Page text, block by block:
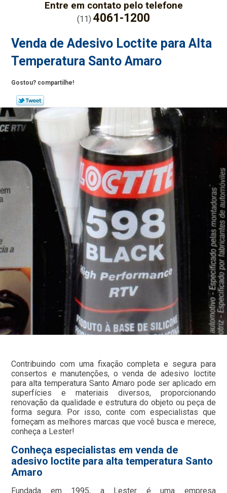
Entre em contato pelo telefone
(11) 4061-1200
Venda de Adesivo Loctite para Alta
Temperatura Santo Amaro
Gostou? compartilhe!
Contribuindo com uma fixação completa e segura para
consertos e manutenções, o venda de adesivo loctite
para alta temperatura Santo Amaro pode ser aplicado em
superfícies e materiais diversos, proporcionando
renovação da qualidade e estrutura do objeto ou peça de
forma segura. Por isso, conte com especialistas que
forneçam as melhores marcas que você busca e merece,
conheça a Lester!
Conheça especialistas em venda de
adesivo loctite para alta temperatura Santo
Amaro
Fundada em 1995, a Lester é uma empresa